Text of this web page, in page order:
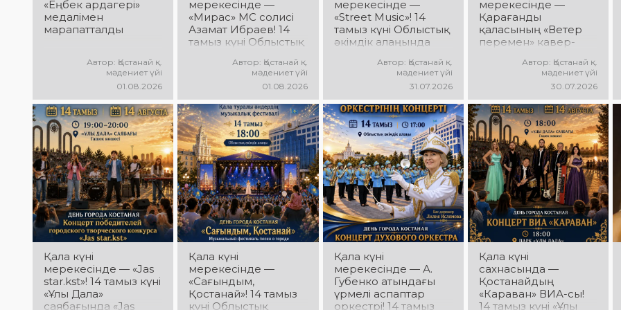
Келіңіздер, жас
таланттарға бірге
қолдау көрсетейік!
«Еңбек ардагері»
медалімен
марапатталды
Автор: Қостанай қ.
мәдениет үйі
01.08.2026
мерекесінде —
«Мирас» МС солисі
Азамат Ибраев! 14
тамыз күні Облыстық
Азамат Ибраевтың
бағдарламасы өтеді!
Сіздерді сүйікті
әндер, жарқын
орындау, қуатты
энергия мен көтеріңкі
мерекелік көңіл күй
күтеді!
Автор: Қостанай қ.
мәдениет үйі
01.08.2026
мерекесінде —
«Street Music»! 14
тамыз күні Облыстық
әкімдік алаңында
ұжымдарының
«Street Music»
бағдарламасы өтеді!
Сіздерді заманауи
музыка, жарқын
орындаулар, қуатты
энергия мен көтеріңкі
мерекелік көңіл күй
күтеді!
Автор: Қостанай қ.
мәдениет үйі
31.07.2026
мерекесінде —
Қарағанды
қаласының «Ветер
перемен» кавер-
«Ұлы Дала»
саябағында Юрий
Шатунов пен
«Ласковый май»
тобының
шығармашылығына
арналған концерт
өтеді! Сіздерді көпшілік
сүйіп тыңдайтын
әндер, жылы
естеліктер мен
ерекше музыкалық
атмосфера күтеді!
Автор: Қостанай қ.
мәдениет үйі
30.07.2026
Қала күні
мерекесінде — «Jas
star.kst»! 14 тамыз күні
«Ұлы Дала»
саябағында «Jas
Қала күні
мерекесінде —
«Сағындым,
Қостанай»! 14 тамыз
күні Облыстық
Қала күні
мерекесінде — А.
Губенко атындағы
үрмелі аспаптар
оркестрі! 14 тамыз
Қала күні
сахнасында —
Қостанайдың
«Караван» ВИА-сы!
14 тамыз күні «Ұлы